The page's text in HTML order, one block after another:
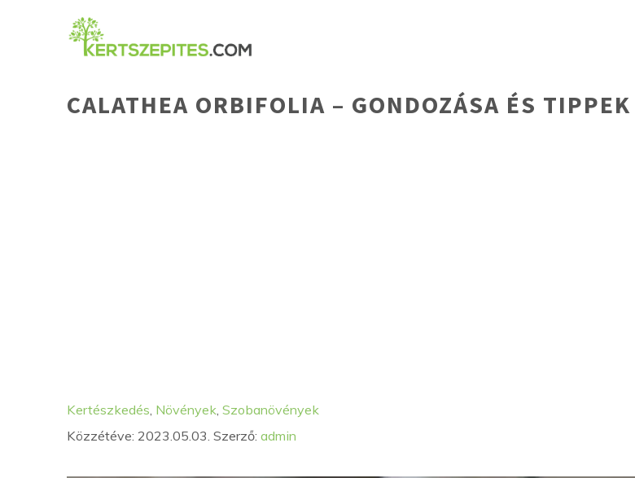
CALATHEA ORBIFOLIA – GONDOZÁSA ÉS
Kategória
Kertészkedés, Növények, SzobanövényekCímkék
Közzétéve: 2023.05.03. Szerző: admin